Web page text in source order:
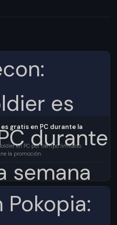
gratis en PC durante la
en PC por tiempo limitado.
la promoción.